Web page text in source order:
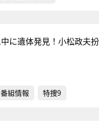
に遺体発見！小松政夫
番組情報 特捜9